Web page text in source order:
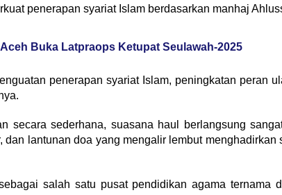
penerapan syariat Islam berdasarkan manhaj
Buka Latpraops Ketupat Seulawah-2025
penerapan syariat Islam, peningkatan peran
secara sederhana, suasana haul berlangsung
dan lantunan doa yang mengalir lembut menghadirkan
salah satu pusat pendidikan agama ternama